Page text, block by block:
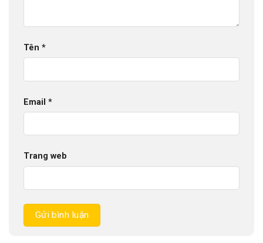
Tên *
Email *
Trang web